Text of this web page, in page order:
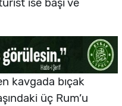
ise başı ve
kavgada bıçak
üç Rum’u